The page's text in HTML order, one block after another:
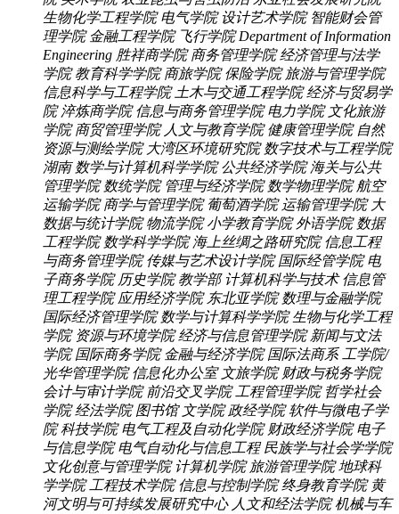
生物化学工程学院 电气学院 设计艺术学院 智能财会管
理学院 金融工程学院 飞行学院 Department of Information
Engineering 胜祥商学院 商务管理学院 经济管理与法学
学院 教育科学学院 商旅学院 保险学院 旅游与管理学院
信息科学与工程学院 土木与交通工程学院 经济与贸易学
院 淬炼商学院 信息与商务管理学院 电力学院 文化旅游
学院 商贸管理学院 人文与教育学院 健康管理学院 自然
资源与测绘学院 大湾区环境研究院 数字技术与工程学院
湖南 数学与计算机科学学院 公共经济学院 海关与公共
管理学院 数统学院 管理与经济学院 数学物理学院 航空
运输学院 商学与管理学院 葡萄酒学院 运输管理学院 大
数据与统计学院 物流学院 小学教育学院 外语学院 数据
工程学院 数学科学学院 海上丝绸之路研究院 信息工程
与商务管理学院 传媒与艺术设计学院 国际经管学院 电
子商务学院 历史学院 教学部 计算机科学与技术 信息管
理工程学院 应用经济学院 东北亚学院 数理与金融学院
国际经济管理学院 数学与计算科学学院 生物与化学工程
学院 资源与环境学院 经济与信息管理学院 新闻与文法
学院 国际商务学院 金融与经济学院 国际法商系 工学院/
光华管理学院 信息化办公室 文旅学院 财政与税务学院
会计与审计学院 前沿交叉学院 工程管理学院 哲学社会
学院 经法学院 图书馆 文学院 政经学院 软件与微电子学
院 科技学院 电气工程及自动化学院 财政经济学院 电子
与信息学院 电气自动化与信息工程 民族学与社会学学院
文化创意与管理学院 计算机学院 旅游管理学院 地球科
学学院 工程技术学院 信息与控制学院 终身教育学院 黄
河文明与可持续发展研究中心 人文和经法学院 机械与车